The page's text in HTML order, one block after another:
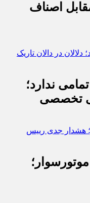
اصناف
ندارد؛
تخصصی